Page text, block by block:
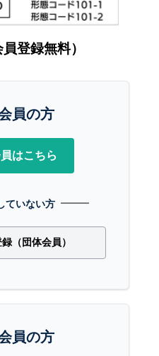
登録無料）
員の方
はこちら
ていない方
（団体会員）
員の方